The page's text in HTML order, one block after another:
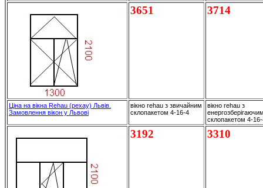
3651 3714
Ціна на вікна Rehau (рехау) Львів.
Замовлення вікон у Львові
вікно rehau з звичайним
склопакетом 4-16-4
вікно rehau з
склопакетом 4-
3192 3310